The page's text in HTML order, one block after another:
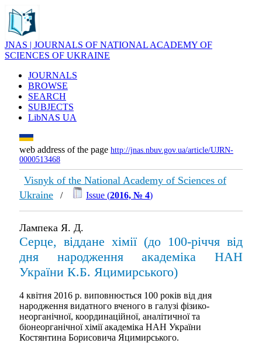
JNAS | JOURNALS OF NATIONAL ACADEMY OF
SCIENCES OF UKRAINE
JOURNALS
BROWSE
SEARCH
SUBJECTS
LibNAS UA
web address of the page http://jnas.nbuv.gov.ua/article/UJRN-
0000513468
Visnyk of the National Academy of Sciences of
Ukraine / Issue (2016, № 4)
Лампека Я. Д.
Серце, віддане хімії (до 100-річчя від
дня народження академіка НАН
України К.Б. Яцимирського)
4 квітня 2016 р. виповнюється 100 років від дня
народження видатного вченого в галузі фізико-
неорганічної, координаційної, аналітичної та
біонеорганічної хімії академіка НАН України
Костянтина Борисовича Яцимирського.